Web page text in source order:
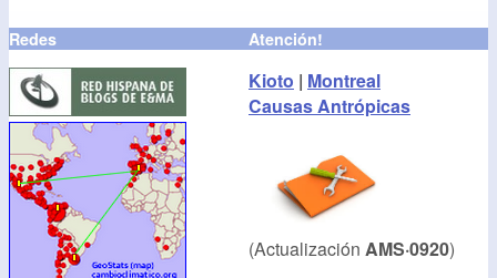
Redes Atención!
Kioto | Montreal
Causas Antrópicas
(Actualización AMS·0920)